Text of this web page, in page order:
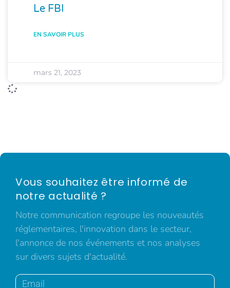
Le FBI
EN SAVOIR PLUS
mars 21, 2023
Vous souhaitez être informé de
notre actualité ?
Notre communication regroupe les nouveautés
réglementaires, l'innovation dans le secteur,
l'annonce de nos événements et nos analyses
sur divers sujets d'actualité.